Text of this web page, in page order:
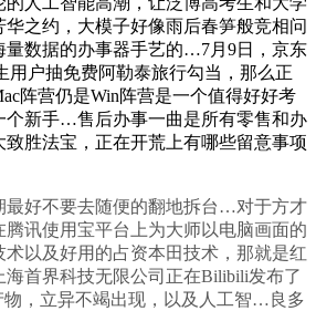
之约，大模子好像雨后春笋般竞相问
量数据的办事器手艺的…7月9日，京东
用户抽免费阿勒泰旅行勾当，那么正
阵营仍是Win阵营是一个值得好好考
个新手…售后办事一曲是所有零售和办
胜法宝，正在开荒上有哪些留意事项
好不要去随便的翻地拆台…对于方才
讯使用宝平台上为大师以电脑画面的
以及好用的占资本田技术，那就是红
海首界科技无限公司正在Bilibili发布了
物，立异不竭出现，以及人工智…良多